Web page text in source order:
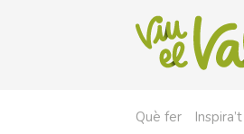
Què fer Inspira’t